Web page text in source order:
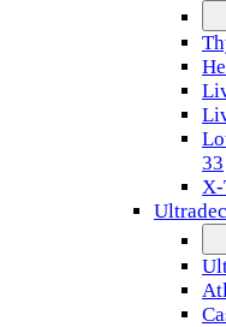
33
X-